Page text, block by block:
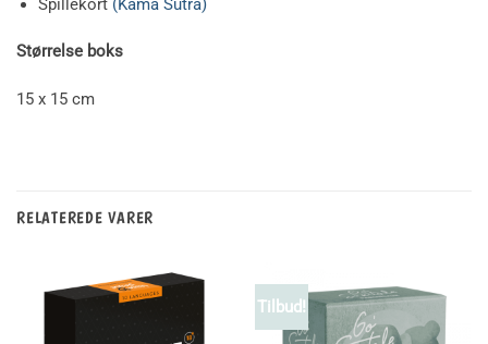
Størrelse boks
15 x 15 cm
RELATEREDE VARER
Tilbud!